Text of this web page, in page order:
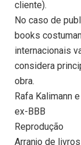
cliente).
No caso de
books
internacionais
considera
obra.
Rafa Kalimann
ex-BBB
Reprodução
Arranjo de livros